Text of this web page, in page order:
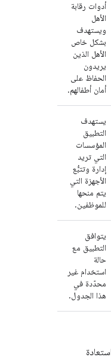
أدوات رقابة
الأهل
ويستهدف
بشكل خاص
الأهل الذين
يريدون
الحفاظ على
أمان أطفالهم.
يستهدف
التطبيق
المؤسسات
التي تريد
إدارة وتتبُّع
الأجهزة التي
يتم منحها
للموظفين.
يتوافق
التطبيق مع
حالة
استخدام غير
محدّدة في
هذا الجدول.